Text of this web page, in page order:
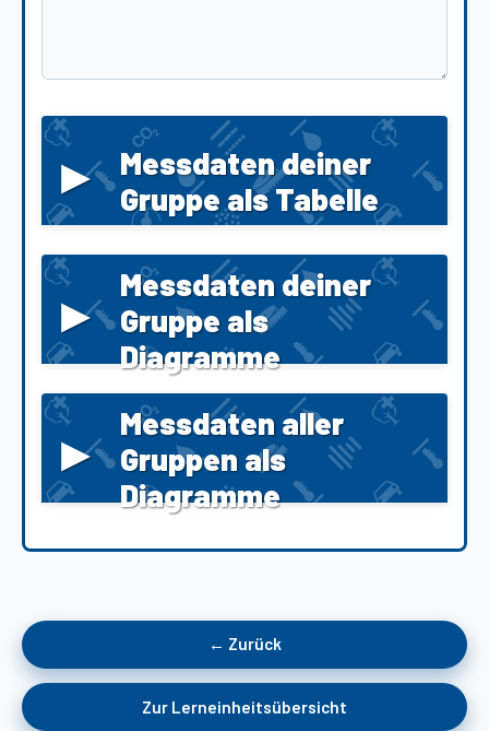
▸
Messdaten deiner
Gruppe als Tabelle
▸
Messdaten deiner
Gruppe als
Diagramme
▸
Messdaten aller
Gruppen als
Diagramme
← Zurück
Zur Lerneinheitsübersicht